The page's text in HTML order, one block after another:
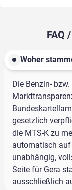
FAQ
Woher
Die Benzin-
gesetzlich
die MTS-K zu
automatisch
unabhängig,
Seite für Gera
ausschließlich